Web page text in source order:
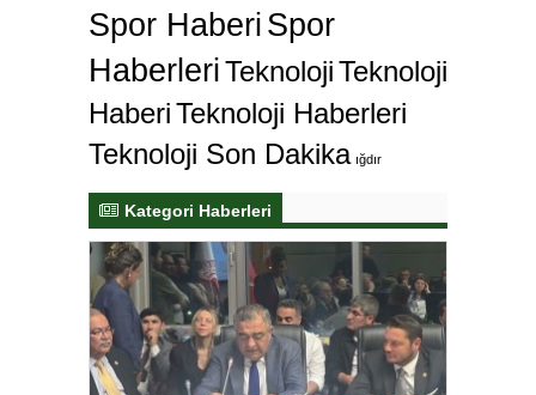
Spor Haberi Spor
HaberleriTeknolojiTeknoloji
HaberiTeknoloji Haberleri
Teknoloji Son Dakika ığdır
Kategori Haberleri